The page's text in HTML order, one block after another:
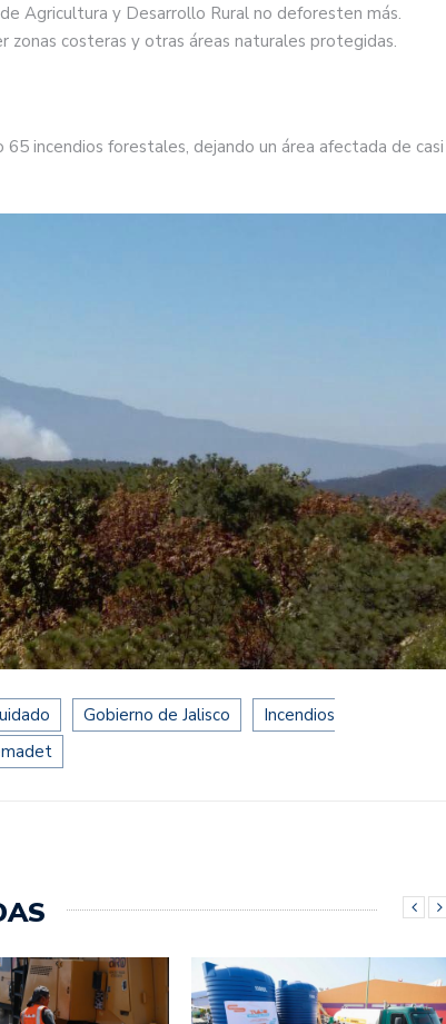
Agricultura y Desarrollo Rural no deforesten más.
costeras y otras áreas naturales protegidas.
incendios forestales, dejando un área afectada de casi
Gobierno de Jalisco
Incendios